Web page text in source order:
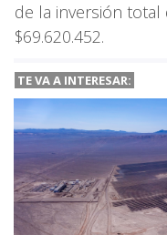
de la inversión
$69.620.452.
TE VA A INTERESAR: